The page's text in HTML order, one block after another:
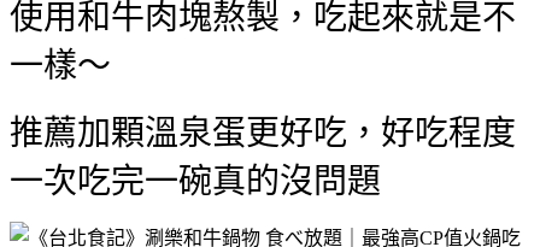
使用和牛肉塊熬製，吃起來就是不
一樣～
推薦加顆溫泉蛋更好吃，好吃程度
一次吃完一碗真的沒問題